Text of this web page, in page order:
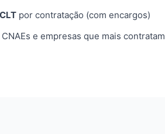
por contratação (com encargos)
e empresas que mais contratam